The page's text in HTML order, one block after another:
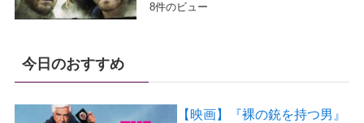
8件のビュー
今日のおすすめ
【映画】『裸の銃を持つ男』